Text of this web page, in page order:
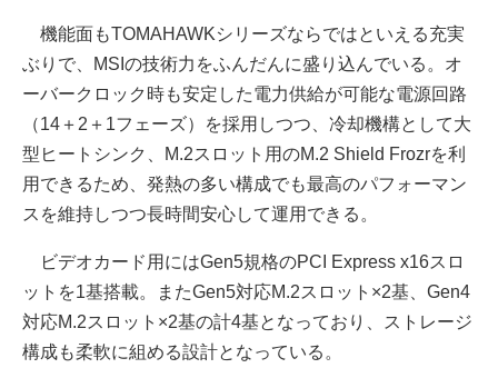
機能面もTOMAHAWKシリーズならではといえる充実
ぶりで、MSIの技術力をふんだんに盛り込んでいる。オ
ーバークロック時も安定した電力供給が可能な電源回路
（14＋2＋1フェーズ）を採用しつつ、冷却機構として大
型ヒートシンク、M.2スロット用のM.2 Shield Frozrを利
用できるため、発熱の多い構成でも最高のパフォーマン
スを維持しつつ長時間安心して運用できる。
ビデオカード用にはGen5規格のPCI Express x16スロ
ットを1基搭載。またGen5対応M.2スロット×2基、Gen4
対応M.2スロット×2基の計4基となっており、ストレージ
構成も柔軟に組める設計となっている。